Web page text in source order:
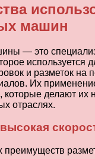
машин
— это
используется
и разметок на
Их
которые делают их
отраслях.
преимуществ